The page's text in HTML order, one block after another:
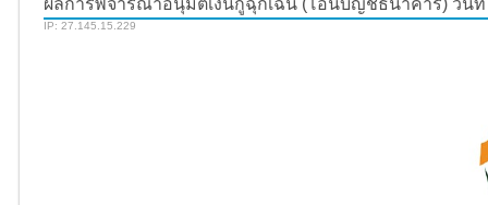
ผลการพิจารณาอนุมัติเงินกู้ฉุกเฉิน (โอนบัญชีธนาคาร) วันที่
IP: 27.145.15.229